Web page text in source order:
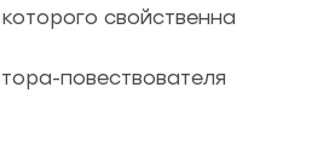
свойственна
повествователя